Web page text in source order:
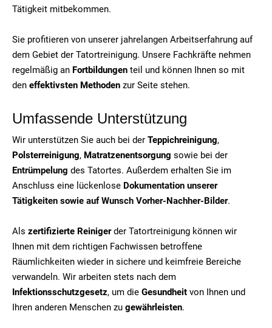
Tätigkeit mitbekommen.
Sie profitieren von unserer jahrelangen Arbeitserfahrung auf
dem Gebiet der Tatortreinigung. Unsere Fachkräfte nehmen
regelmäßig an Fortbildungen teil und können Ihnen so mit
den effektivsten Methoden zur Seite stehen.
Umfassende Unterstützung
Wir unterstützen Sie auch bei der Teppichreinigung,
Polsterreinigung, Matratzenentsorgung sowie bei der
Entrümpelung des Tatortes. Außerdem erhalten Sie im
Anschluss eine lückenlose Dokumentation unserer
Tätigkeiten sowie auf Wunsch Vorher-Nachher-Bilder.
Als zertifizierte Reinigerder Tatortreinigung können wir
Ihnen mit dem richtigen Fachwissen betroffene
Räumlichkeiten wieder in sichere und keimfreie Bereiche
verwandeln. Wir arbeiten stets nach dem
Infektionsschutzgesetz, um die Gesundheit von Ihnen und
Ihren anderen Menschen zu gewährleisten.